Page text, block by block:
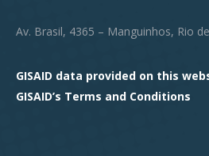
Av. Brasil, 4365 – Manguinhos, Rio
GISAID data provided on this
GISAID’s Terms and Conditions